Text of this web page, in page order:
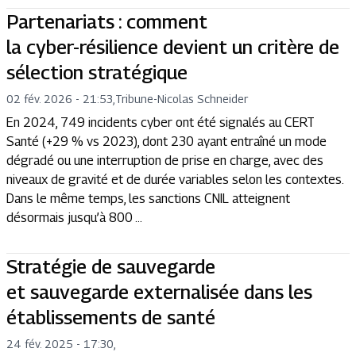
Partenariats : comment
la cyber-résilience devient un critère de
sélection stratégique
02 fév. 2026 - 21:53 Tribune-Nicolas Schneider
En 2024, 749 incidents cyber ont été signalés au CERT
Santé (+29 % vs 2023), dont 230 ayant entraîné un mode
dégradé ou une interruption de prise en charge, avec des
niveaux de gravité et de durée variables selon les contextes.
Dans le même temps, les sanctions CNIL atteignent
désormais jusqu’à 800 ...
Stratégie de sauvegarde
et sauvegarde externalisée dans les
établissements de santé
24 fév. 2025 - 17:30